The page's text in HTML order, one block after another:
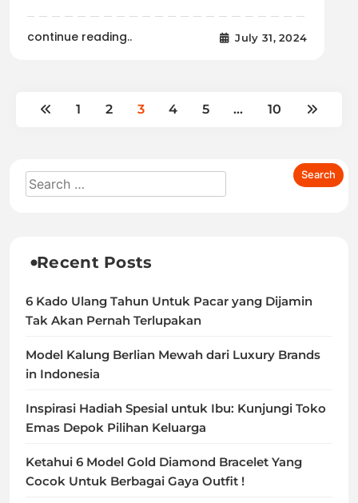
continue reading.. July 31, 2024
1 2 3 4 5 … 10
Recent Posts
6 Kado Ulang Tahun Untuk Pacar yang Dijamin
Tak Akan Pernah Terlupakan
Model Kalung Berlian Mewah dari Luxury Brands
in Indonesia
Inspirasi Hadiah Spesial untuk Ibu: Kunjungi Toko
Emas Depok Pilihan Keluarga
Ketahui 6 Model Gold Diamond Bracelet Yang
Cocok Untuk Berbagai Gaya Outfit !